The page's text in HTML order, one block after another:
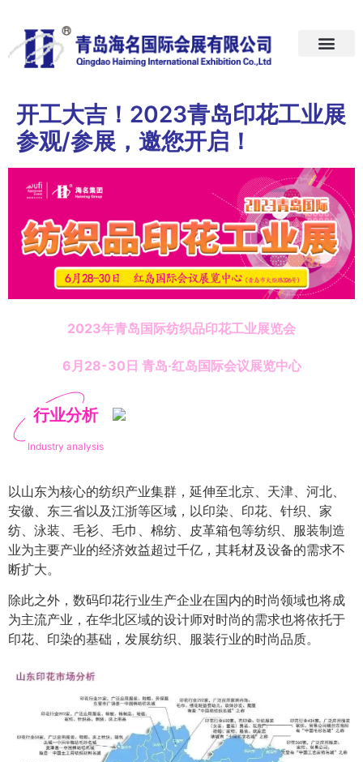
开工大吉！2023青岛印花工业展
参观/参展，邀您开启！
2023年青岛国际纺织品印花工业展览会
6月28-30日 青岛·红岛国际会议展览中心
行业分析
Industry analysis
以山东为核心的纺织产业集群，延伸至北京、天津、河北、
安徽、东三省以及江浙等区域，以印染、印花、针织、家
纺、泳装、毛衫、毛巾、棉纺、皮革箱包等纺织、服装制造
业为主要产业的经济效益超过千亿，其耗材及设备的需求不
断扩大。
除此之外，数码印花行业生产企业在国内的时尚领域也将成
为主流产业，在华北区域的设计师对时尚的需求也将依托于
印花、印染的基础，发展纺织、服装行业的时尚品质。